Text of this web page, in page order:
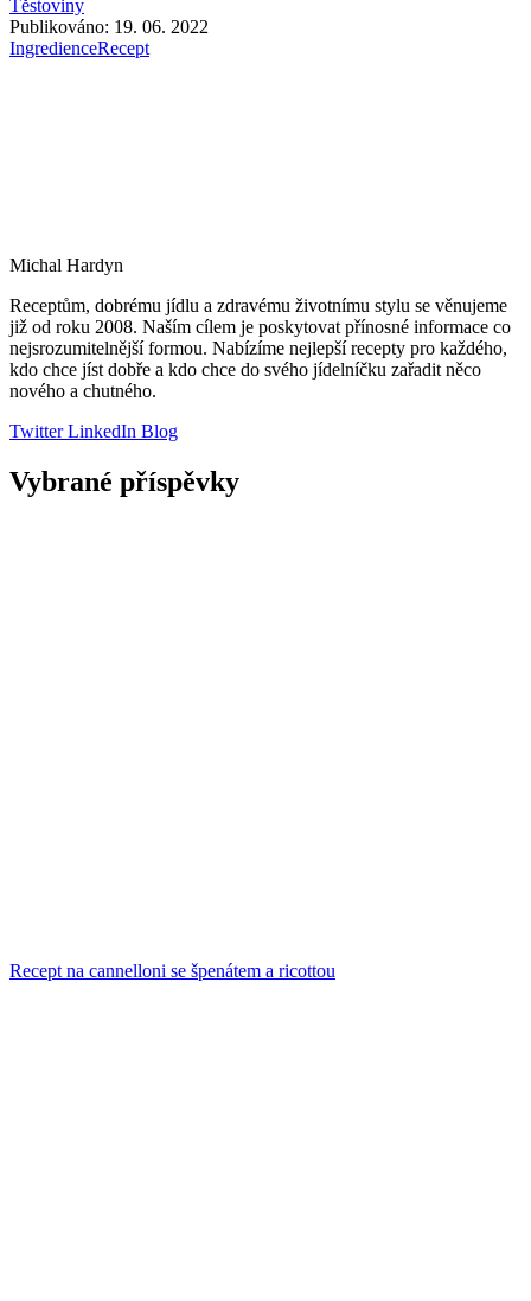
Těstoviny
Publikováno: 19. 06. 2022
IngredienceRecept
Michal Hardyn
Receptům, dobrému jídlu a zdravému životnímu stylu se věnujeme
již od roku 2008. Naším cílem je poskytovat přínosné informace co
nejsrozumitelnější formou. Nabízíme nejlepší recepty pro každého,
kdo chce jíst dobře a kdo chce do svého jídelníčku zařadit něco
nového a chutného.
TwitterLinkedIn Blog
Vybrané příspěvky
Recept na cannelloni se špenátem a ricottou